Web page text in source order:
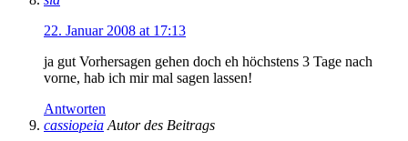
22. Januar 2008 at 17:13
ja gut Vorhersagen gehen doch eh höchstens 3 Tage nach
vorne, hab ich mir mal sagen lassen!
Antworten
cassiopeia Autor des Beitrags